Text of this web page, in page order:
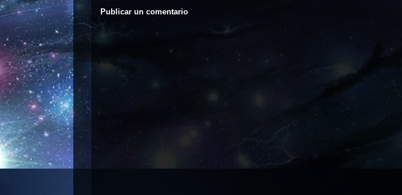
Publicar un comentario